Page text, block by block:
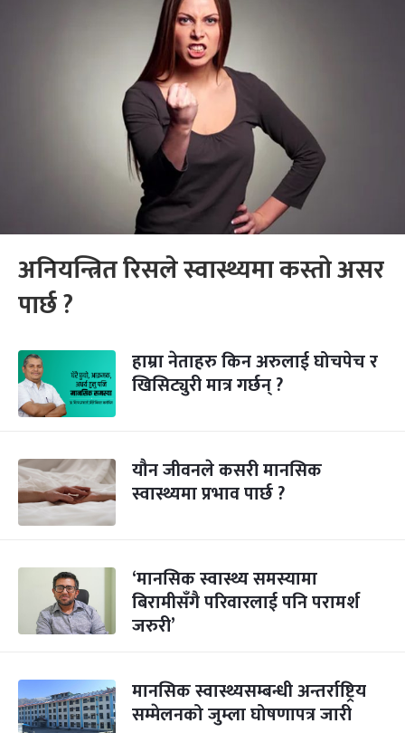
अनियन्त्रित रिसले स्वास्थ्यमा कस्तो असर
पार्छ ?
हाम्रा नेताहरु किन अरुलाई घोचपेच र
खिसिट्युरी मात्र गर्छन् ?
यौन जीवनले कसरी मानसिक
स्वास्थ्यमा प्रभाव पार्छ ?
‘मानसिक स्वास्थ्य समस्यामा
बिरामीसँगै परिवारलाई पनि परामर्श
जरुरी’
मानसिक स्वास्थ्यसम्बन्धी अन्तर्राष्ट्रिय
सम्मेलनको जुम्ला घोषणापत्र जारी